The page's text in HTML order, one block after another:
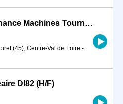
Mécanicien de maintenance Machines Tournantes Nucléaire (H/F)
(45), Centre-Val de Loire -
DI82 (H/F)